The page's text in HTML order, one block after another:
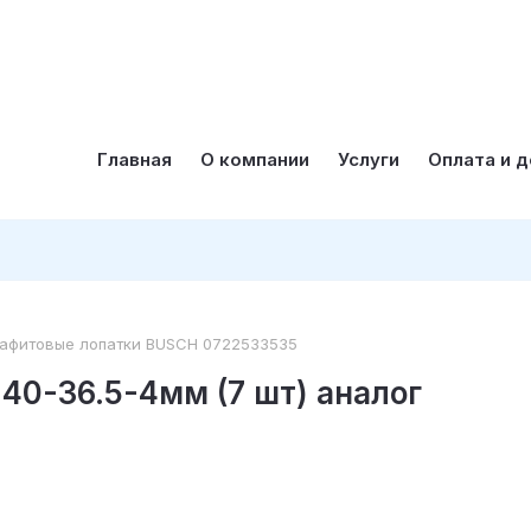
Главная О компании Услуги Оплата и
лопатки BUSCH 0722533535
40-36.5-4мм (7 шт) аналог